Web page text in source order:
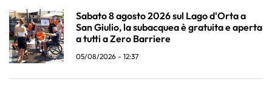
Sabato 8 agosto 2026 sul Lago d'Orta a
San Giulio, la subacquea è gratuita e aperta
a tutti a Zero Barriere
05/08/2026 - 12:37